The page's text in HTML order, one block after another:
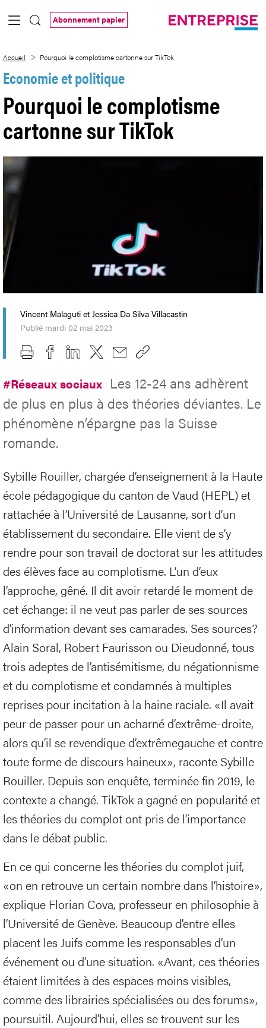
Saut au contenu principal
Abonnement papier
Accueil Pourquoi le complotisme cartonne sur TikTok
Economie et politique
Pourquoi le complotisme
cartonne sur TikTok
Vincent Malaguti et Jessica Da Silva Villacastin
Publié mardi 02 mai 2023
#Réseaux sociaux Les 12-24 ans adhèrent
de plus en plus à des théories déviantes. Le
phénomène n’épargne pas la Suisse
romande.
Sybille Rouiller, chargée d’enseignement à la Haute
école pédagogique du canton de Vaud (HEPL) et
rattachée à l’Université de Lausanne, sort d’un
établissement du secondaire. Elle vient de s’y
rendre pour son travail de doctorat sur les attitudes
des élèves face au complotisme. L’un d’eux
l’approche, gêné. Il dit avoir retardé le moment de
cet échange: il ne veut pas parler de ses sources
d’information devant ses camarades. Ses sources?
Alain Soral, Robert Faurisson ou Dieudonné, tous
trois adeptes de l’antisémitisme, du négationnisme
et du complotisme et condamnés à multiples
reprises pour incitation à la haine raciale. «Il avait
peur de passer pour un acharné d’extrême-droite,
alors qu’il se revendique d’extrêmegauche et contre
toute forme de discours haineux», raconte Sybille
Rouiller. Depuis son enquête, terminée fin 2019, le
contexte a changé. TikTok a gagné en popularité et
les théories du complot ont pris de l’importance
dans le débat public.
En ce qui concerne les théories du complot juif,
«on en retrouve un certain nombre dans l’histoire»,
explique Florian Cova, professeur en philosophie à
l’Université de Genève. Beaucoup d’entre elles
placent les Juifs comme les responsables d’un
événement ou d’une situation. «Avant, ces théories
étaient limitées à des espaces moins visibles,
comme des librairies spécialisées ou des forums»,
poursuitil. Aujourd’hui, elles se trouvent sur les